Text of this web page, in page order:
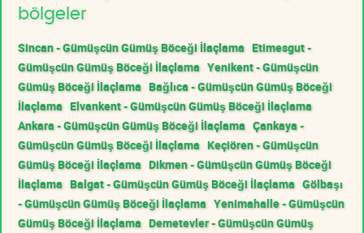
bölgeler
Sincan - Gümüşcün Gümüş Böceği İlaçlama Etimesgut -
Gümüşcün Gümüş Böceği İlaçlama Yenikent - Gümüşcün
Gümüş Böceği İlaçlama Bağlıca - Gümüşcün Gümüş Böceği
İlaçlama Elvankent - Gümüşcün Gümüş Böceği İlaçlama
Ankara - Gümüşcün Gümüş Böceği İlaçlama Çankaya -
Gümüşcün Gümüş Böceği İlaçlama Keçiören - Gümüşcün
Gümüş Böceği İlaçlama Dikmen - Gümüşcün Gümüş Böceği
İlaçlama Balgat - Gümüşcün Gümüş Böceği İlaçlama Gölbaşı
- Gümüşcün Gümüş Böceği İlaçlama Yenimahalle - Gümüşcün
Gümüş Böceği İlaçlama Demetevler - Gümüşcün Gümüş